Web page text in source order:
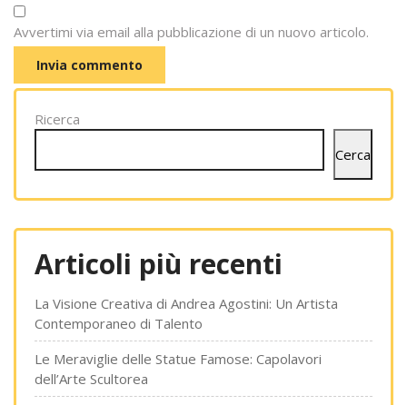
Avvertimi via email alla pubblicazione di un nuovo articolo.
Ricerca
Cerca
Articoli più recenti
La Visione Creativa di Andrea Agostini: Un Artista
Contemporaneo di Talento
Le Meraviglie delle Statue Famose: Capolavori
dell’Arte Scultorea